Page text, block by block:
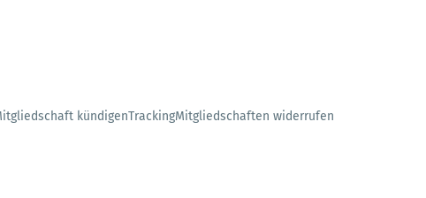
kündigenTrackingMitgliedschaften widerrufen